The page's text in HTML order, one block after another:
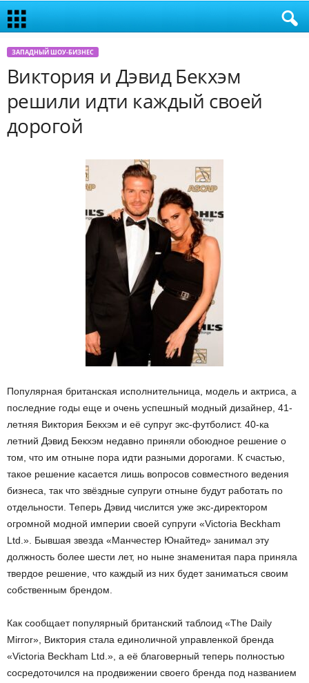
ЗАПАДНЫЙ ШОУ-БИЗНЕС
Виктория и Дэвид Бекхэм
решили идти каждый своей
дорогой
Популярная британская исполнительница, модель и актриса, а
последние годы еще и очень успешный модный дизайнер, 41-
летняя Виктория Бекхэм и её супруг экс-футболист. 40-ка
летний Дэвид Бекхэм недавно приняли обоюдное решение о
том, что им отныне пора идти разными дорогами. К счастью,
такое решение касается лишь вопросов совместного ведения
бизнеса, так что звёздные супруги отныне будут работать по
отдельности. Теперь Дэвид числится уже экс-директором
огромной модной империи своей супруги «Victoria Beckham
Ltd.». Бывшая звезда «Манчестер Юнайтед» занимал эту
должность более шести лет, но ныне знаменитая пара приняла
твердое решение, что каждый из них будет заниматься своим
собственным брендом.
Как сообщает популярный британский таблоид «The Daily
Mirror», Виктория стала единоличной управленкой бренда
«Victoria Beckham Ltd.», а её благоверный теперь полностью
сосредоточился на продвижении своего бренда под названием